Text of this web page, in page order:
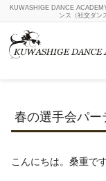
KUWASHIGE DANCE
ンス（社交ダン
春の選手会パー
こんにちは。桑重で